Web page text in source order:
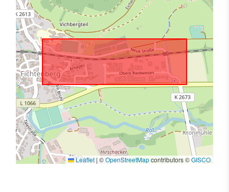
Leaflet | ©OpenStreetMapcontributors ©GISCO